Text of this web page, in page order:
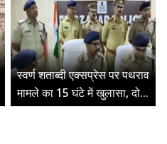
स्वर्ण शताब्दी एक्सप्रेस पर पथराव
मामले का 15 घंटे में खुलासा, दो...